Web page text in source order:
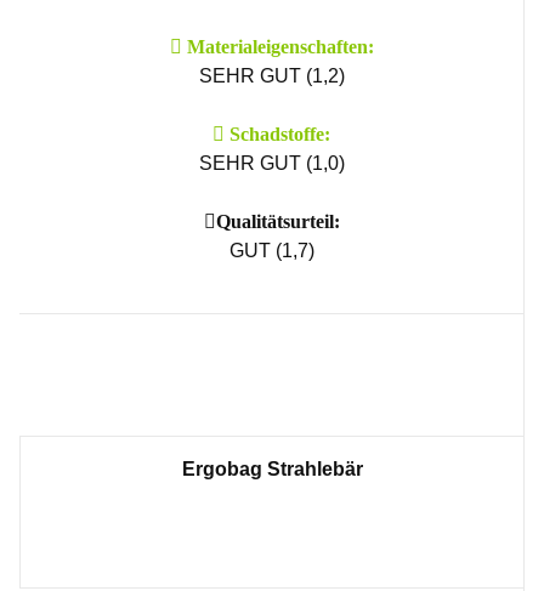
Material­eigenschaften:
SEHR GUT (1,2)
Schad­stoffe:
SEHR GUT (1,0)
Qualitätsurteil:
GUT (1,7)
Ergobag Strahlebär